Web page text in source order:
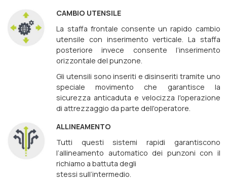
CAMBIO UTENSILE
La staffa frontale consente un rapido cambio
utensile con inserimento verticale. La staffa
posteriore invece consente l’inserimento
orizzontale del punzone.
Gli utensili sono inseriti e disinseriti tramite uno
speciale movimento che garantisce la
sicurezza anticaduta e velocizza l'operazione
di attrezzaggio da parte dell'operatore.
ALLINEAMENTO
Tutti questi sistemi rapidi garantiscono
l’allineamento automatico dei punzoni con il
richiamo a battuta degli
stessi sull’intermedio.